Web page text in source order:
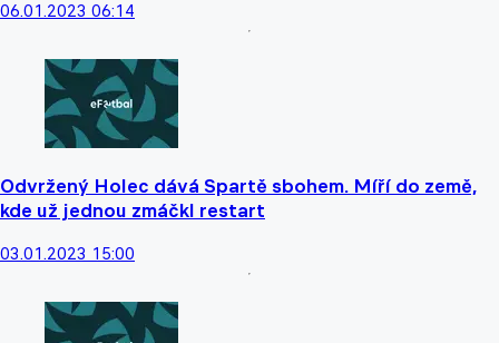
06.01.2023 06:14
Odvržený Holec dává Spartě sbohem. Míří do země,
kde už jednou zmáčkl restart
03.01.2023 15:00